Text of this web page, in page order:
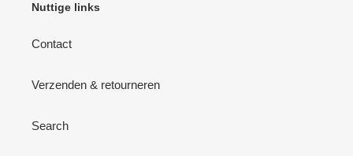
Nuttige links
Contact
Verzenden & retourneren
Search